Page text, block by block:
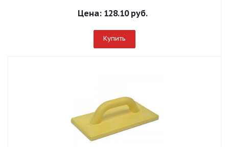
Цена: 128.10 руб.
Купить